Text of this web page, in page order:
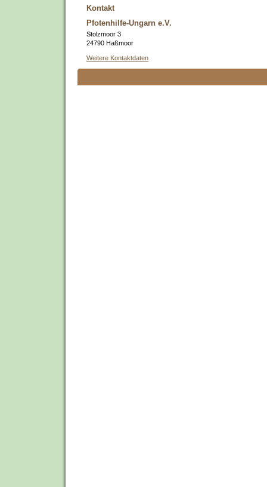
Kontakt
Pfotenhilfe-Ungarn e.V.
Stolzmoor 3
24790 Haßmoor
Weitere Kontaktdaten